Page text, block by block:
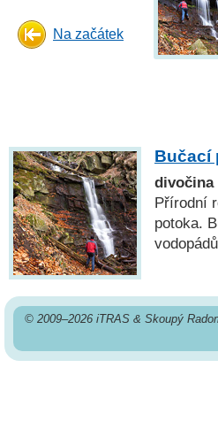
Na začátek
Bučací
divočina
Přírodní
potoka.
© 2009–2026 iTRAS & Skoupý